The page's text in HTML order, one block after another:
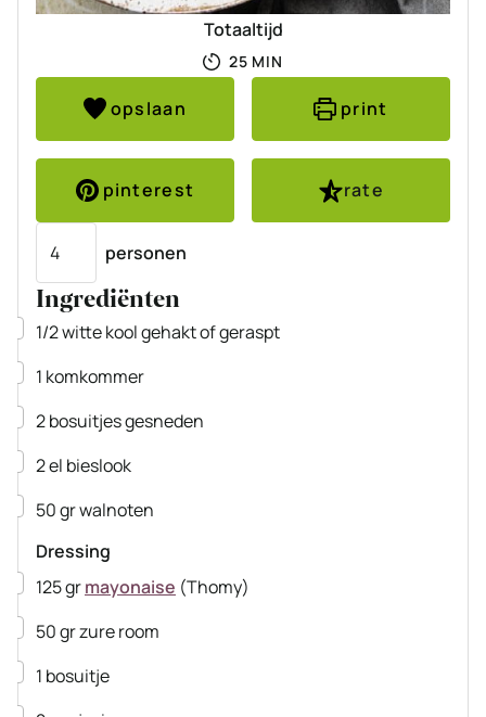
Totaaltijd
25MINUTEN
MIN
opslaan print
pinterest
rate
personen
Ingrediënten
▢
1/2witte koolgehakt of geraspt
▢
1 komkommer
▢
2bosuitjesgesneden
▢
2el bieslook
▢
50grwalnoten
Dressing
▢
125grmayonaise (Thomy)
▢
50grzure room
▢
1 bosuitje